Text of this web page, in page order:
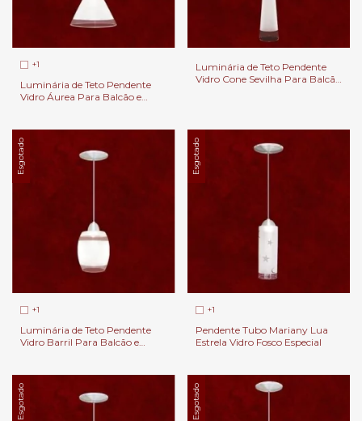
+1
Luminária de Teto Pendente
Vidro Áurea Para Balcão e
Luminária de Teto Pendente
Vidro Cone Sevilha Para Balcão
Esgotado
+1
Luminária de Teto Pendente
Vidro Barril Para Balcão e
Esgotado
+1
Pendente Tubo Mariany Lua
Estrela Vidro Fosco Especial
Esgotado Esgotado